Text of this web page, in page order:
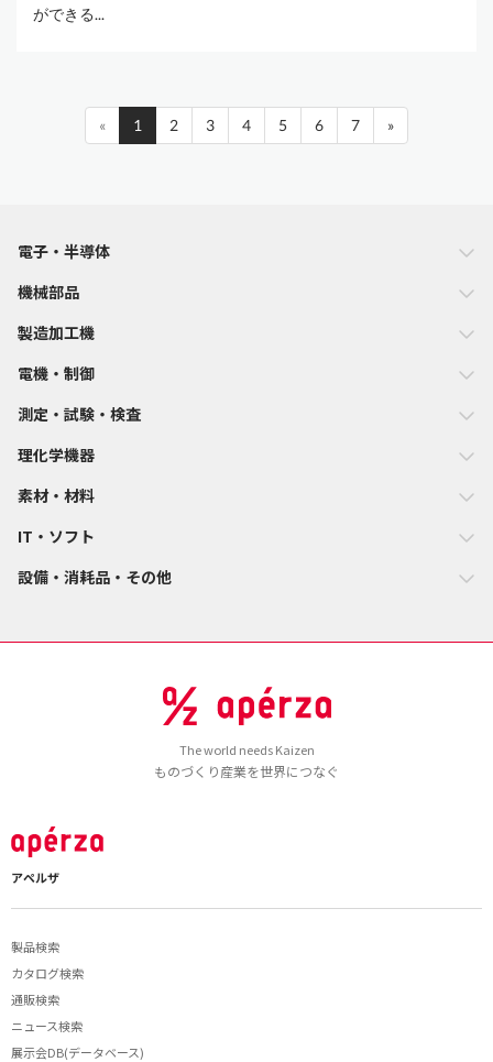
ができる...
« 1 2 3 4 5 6 7 »
電子・半導体
機械部品
製造加工機
電機・制御
測定・試験・検査
理化学機器
素材・材料
IT・ソフト
設備・消耗品・その他
The world needs Kaizen
ものづくり産業を世界につなぐ
アペルザ
製品検索
カタログ検索
通販検索
ニュース検索
展示会DB(データベース)